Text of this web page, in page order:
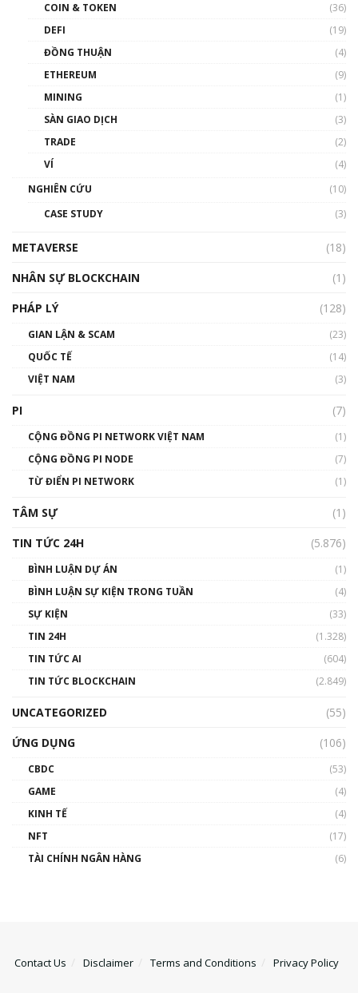
00:39:31
Phổ cập Blockchain
thống & Crypto qua các cuộc chiến | Phổ cập
01:32:59
gió ấm
Talkshow 14: MemeCoin – Trò đùa tỷ đô
01:29:26
COIN & TOKEN
(36)
DEFI
(19)
ĐỒNG THUẬN
(4)
ETHEREUM
(9)
MINING
(1)
SÀN GIAO DỊCH
(3)
TRADE
(2)
VÍ
(4)
NGHIÊN CỨU
(10)
CASE STUDY
(3)
METAVERSE
(18)
NHÂN SỰ BLOCKCHAIN
(1)
PHÁP LÝ
(128)
GIAN LẬN & SCAM
(23)
QUỐC TẾ
(14)
VIỆT NAM
(3)
PI (7)
CỘNG ĐỒNG PI NETWORK VIỆT NAM
(1)
CỘNG ĐỒNG PI NODE
(7)
TỪ ĐIỂN PI NETWORK
(1)
TÂM SỰ
(1)
TIN TỨC 24H
(5.876)
BÌNH LUẬN DỰ ÁN
(1)
BÌNH LUẬN SỰ KIỆN TRONG TUẦN
(4)
SỰ KIỆN
(33)
TIN 24H
(1.328)
TIN TỨC AI
(604)
TIN TỨC BLOCKCHAIN
(2.849)
UNCATEGORIZED
(55)
ỨNG DỤNG
(106)
CBDC
(53)
GAME
(4)
KINH TẾ
(4)
NFT
(17)
TÀI CHÍNH NGÂN HÀNG
(6)
Contact Us Disclaimer Terms and Conditions Privacy Policy